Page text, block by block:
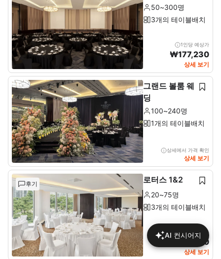
50~300명
3개의 테이블배치
1인당 예상가
₩177,230
상세 보기
그랜드 볼룸 웨
딩
100~240명
1개의 테이블배치
상세에서 가격 확인
상세 보기
후기 로터스 1&2
20~75명
3개의 테이블배치
1인당 예상가
₩134,400
상세 보기
AI 컨시어지